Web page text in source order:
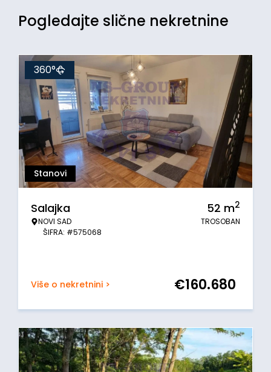
Pogledajte slične nekretnine
Stanovi
360°
Salajka
NOVI SAD
ŠIFRA: #575068
52 m2
TROSOBAN
Više o nekretnini > €160.680